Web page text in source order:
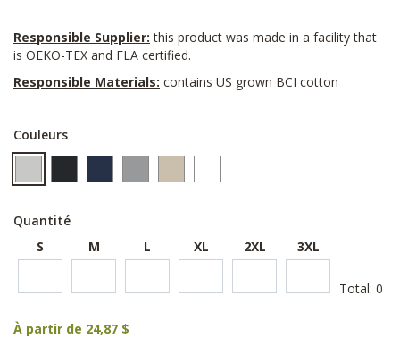
Responsible Supplier: this product was made in a facility that
is OEKO-TEX and FLA certified.
Responsible Materials: contains US grown BCI cotton
Couleurs
Quantité
S
M L XL 2XL 3XL
Total: 0
À partir de 24,87 $